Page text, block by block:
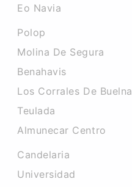
Eo Navia
Polop
Molina De Segura
Benahavis
Los Corrales De Buelna
Teulada
Almunecar Centro
Candelaria
Universidad